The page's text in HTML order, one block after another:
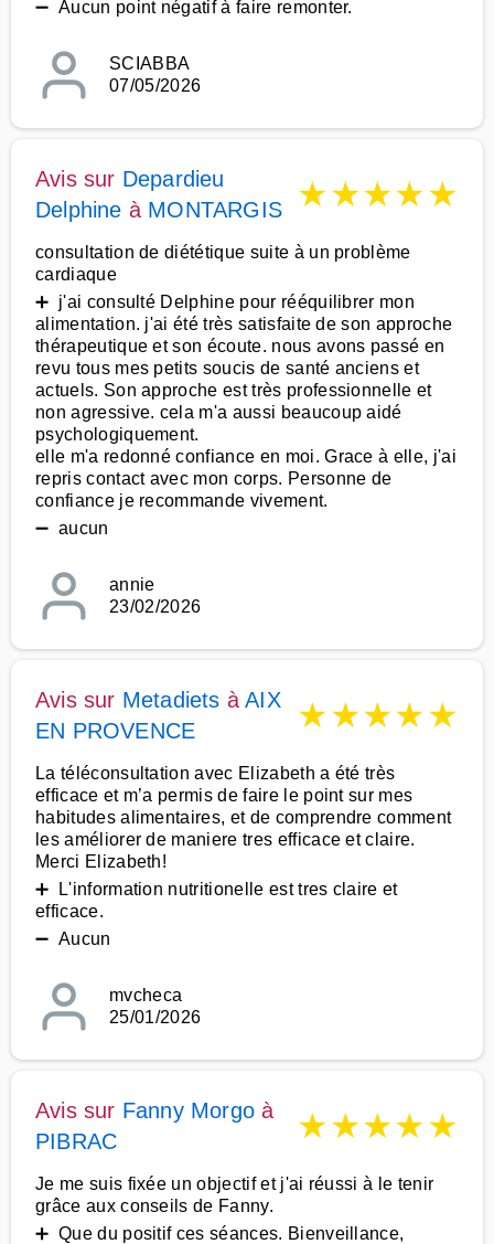
➖ Aucun point négatif à faire remonter.
SCIABBA
07/05/2026
Avis sur Depardieu
Delphine à MONTARGIS ★★★★★
consultation de diététique suite à un problème
cardiaque
➕ j'ai consulté Delphine pour rééquilibrer mon
alimentation. j'ai été très satisfaite de son approche
thérapeutique et son écoute. nous avons passé en
revu tous mes petits soucis de santé anciens et
actuels. Son approche est très professionnelle et
non agressive. cela m'a aussi beaucoup aidé
psychologiquement.
elle m'a redonné confiance en moi. Grace à elle, j'ai
repris contact avec mon corps. Personne de
confiance je recommande vivement.
➖ aucun
annie
23/02/2026
Avis sur Metadiets àAIX
EN PROVENCE
★★★★★
La téléconsultation avec Elizabeth a été très
efficace et m’a permis de faire le point sur mes
habitudes alimentaires, et de comprendre comment
les améliorer de maniere tres efficace et claire.
Merci Elizabeth!
➕ L'information nutritionelle est tres claire et
efficace.
➖ Aucun
mvcheca
25/01/2026
Avis sur Fanny Morgo à
PIBRAC
★★★★★
Je me suis fixée un objectif et j'ai réussi à le tenir
grâce aux conseils de Fanny.
➕ Que du positif ces séances. Bienveillance,